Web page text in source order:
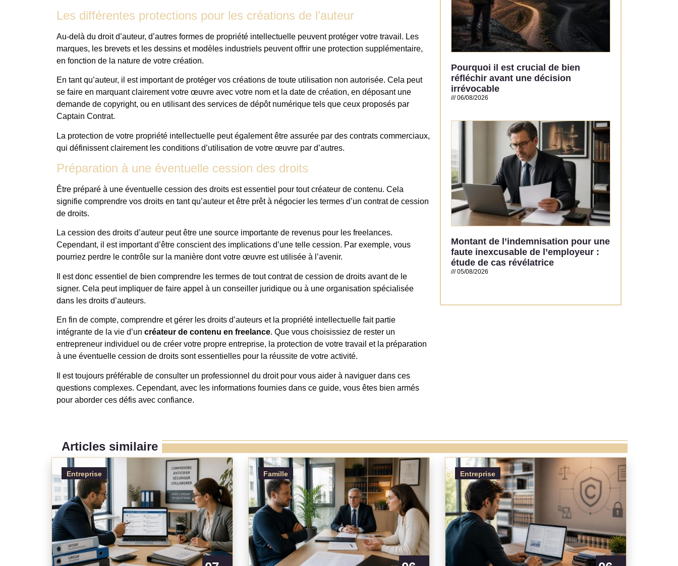
Les différentes protections pour les créations de l’auteur
Au-delà du droit d’auteur, d’autres formes de propriété intellectuelle peuvent protéger votre travail. Les
marques, les brevets et les dessins et modèles industriels peuvent offrir une protection supplémentaire,
en fonction de la nature de votre création.
En tant qu’auteur, il est important de protéger vos créations de toute utilisation non autorisée. Cela peut
se faire en marquant clairement votre œuvre avec votre nom et la date de création, en déposant une
demande de copyright, ou en utilisant des services de dépôt numérique tels que ceux proposés par
Captain Contrat.
La protection de votre propriété intellectuelle peut également être assurée par des contrats commerciaux,
qui définissent clairement les conditions d’utilisation de votre œuvre par d’autres.
Préparation à une éventuelle cession des droits
Être préparé à une éventuelle cession des droits est essentiel pour tout créateur de contenu. Cela
signifie comprendre vos droits en tant qu’auteur et être prêt à négocier les termes d’un contrat de cession
de droits.
La cession des droits d’auteur peut être une source importante de revenus pour les freelances.
Cependant, il est important d’être conscient des implications d’une telle cession. Par exemple, vous
pourriez perdre le contrôle sur la manière dont votre œuvre est utilisée à l’avenir.
Il est donc essentiel de bien comprendre les termes de tout contrat de cession de droits avant de le
signer. Cela peut impliquer de faire appel à un conseiller juridique ou à une organisation spécialisée
dans les droits d’auteurs.
En fin de compte, comprendre et gérer les droits d’auteurs et la propriété intellectuelle fait partie
intégrante de la vie d’un créateur de contenu en freelance. Que vous choisissiez de rester un
entrepreneur individuel ou de créer votre propre entreprise, la protection de votre travail et la préparation
à une éventuelle cession de droits sont essentielles pour la réussite de votre activité.
Il est toujours préférable de consulter un professionnel du droit pour vous aider à naviguer dans ces
questions complexes. Cependant, avec les informations fournies dans ce guide, vous êtes bien armés
pour aborder ces défis avec confiance.
Pourquoi il est crucial de bien
réfléchir avant une décision
irrévocable
06/08/2026
Montant de l’indemnisation pour une
faute inexcusable de l’employeur :
étude de cas révélatrice
05/08/2026
Articles similaire
Entreprise Famille Entreprise